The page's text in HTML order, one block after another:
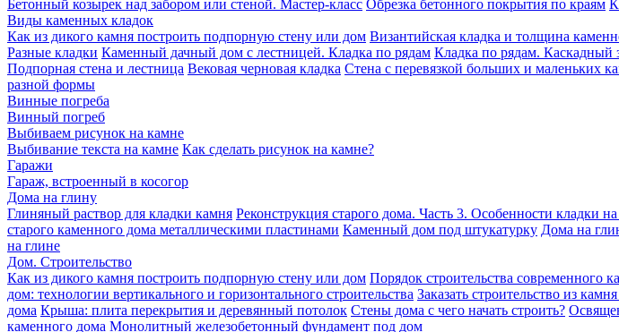
Бетонный козырек над забором или стеной. Мастер-класс Обрезка бетонного покрытия по краям
Виды каменных кладок
Как из дикого камня построить подпорную стену или дом Византийская кладка и толщина
Разные кладки Каменный дачный дом с лестницей. Кладка по рядам Кладка по рядам. Каскадный
Подпорная стена и лестница Вековая черновая кладка Стена с перевязкой больших и маленьких
разной формы
Винные погреба
Винный погреб
Выбиваем рисунок на камне
Выбивание текста на камне Как сделать рисунок на камне?
Гаражи
Гараж, встроенный в косогор
Дома на глину
Глиняный раствор для кладки камня Реконструкция старого дома. Часть 3. Особенности кладки
старого каменного дома металлическими пластинами Каменный дом под штукатурку Дома на
на глине
Дом. Строительство
Как из дикого камня построить подпорную стену или дом Порядок строительства современного
дом: технологии вертикального и горизонтального строительства Заказать строительство из
дома Крыша: плита перекрытия и деревянный потолок Стены дома с чего начать строить?
каменного дома Монолитный железобетонный фундамент под дом